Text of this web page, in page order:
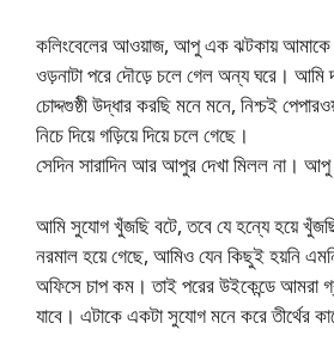
কলিংবেলের আওয়াজ, আপু এক ঝটকায় আমাকে
ওড়নাটা পরে দৌড়ে চলে গেল অন্য ঘরে। আমি
চোদ্দগুষ্ঠী উদ্ধার করছি মনে মনে, নিশ্চই
নিচে দিয়ে গড়িয়ে দিয়ে চলে গেছে।
সেদিন সারাদিন আর আপুর দেখা মিলল না। আপু
আমি সুযোগ খুঁজছি বটে, তবে যে হন্যে হয়ে
নরমাল হয়ে গেছে, আমিও যেন কিছুই হয়নি
অফিসে চাপ কম। তাই পরের উইকেন্ডে আমরা
যাবে। এটাকে একটা সুযোগ মনে করে তীর্থের